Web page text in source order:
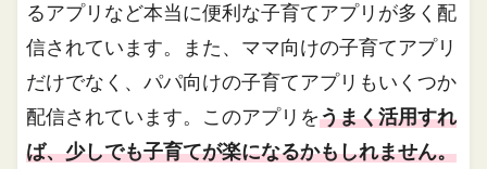
るアプリなど本当に便利な子育てアプリが多く配
信されています。また、ママ向けの子育てアプリ
だけでなく、パパ向けの子育てアプリもいくつか
配信されています。このアプリをうまく活用すれ
ば、少しでも子育てが楽になるかもしれません。